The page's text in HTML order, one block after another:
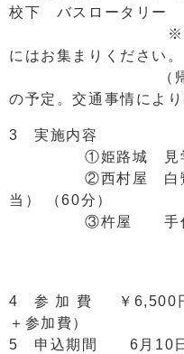
校下 バスロータリー
※各乗降場所
にはお集まりください。
（帰着は午後
の予定。交通事情によ
3 実施内容
①姫路城 見学
②西村屋 白鷺館
当） （60分）
③杵屋 手作り
4 参 加 費 ￥6,500円
＋参加費）
5 申込期間 6月10日